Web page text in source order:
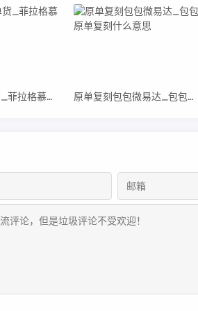
菲拉格慕原单货_菲拉格慕国内专柜价格 原单复刻包包微易达_包包原单复刻什么意思